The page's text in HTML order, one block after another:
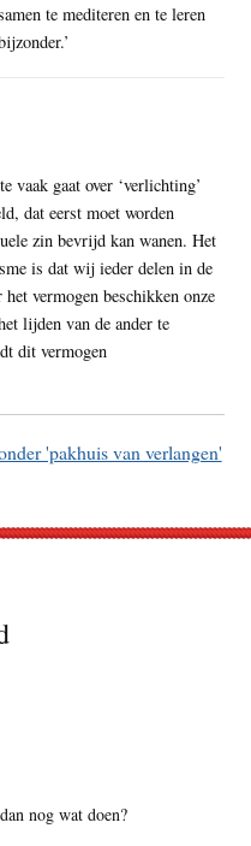
te mediteren en te leren
vaak gaat over ‘verlichting’
dat eerst moet worden
zin bevrijd kan wanen. Het
is dat wij ieder delen in de
vermogen beschikken onze
lijden van de ander te
dit vermogen
'pakhuis van verlangen'
nog wat doen?